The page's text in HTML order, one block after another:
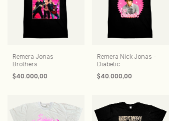
Remera Jonas
Brothers
$40.000,00
Remera Nick Jonas -
Diabetic
$40.000,00